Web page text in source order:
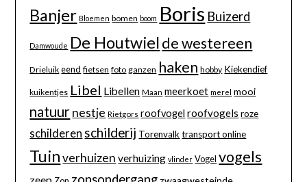
Banjer Bloemen bomen boom Boris Buizerd
Damwoude De Houtwielde westereen
Drieluik eend fietsen foto ganzen haken hobby Kiekendief
kuikentjes Libel Libellen Maan meerkoet merel mooi
natuurnestje Rietgors roofvogel roofvogels roze
schilderen schilderij Torenvalk transport online
Tuin verhuizen verhuizing vlinder Vogel vogels